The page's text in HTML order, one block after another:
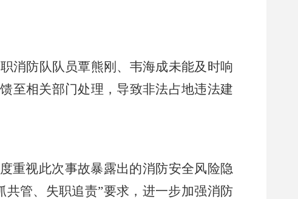
消防队队员覃熊刚、韦海成未能及时响
至相关部门处理，导致非法占地违法建
重视此次事故暴露出的消防安全风险隐
共管、失职追责”要求，进一步加强消防